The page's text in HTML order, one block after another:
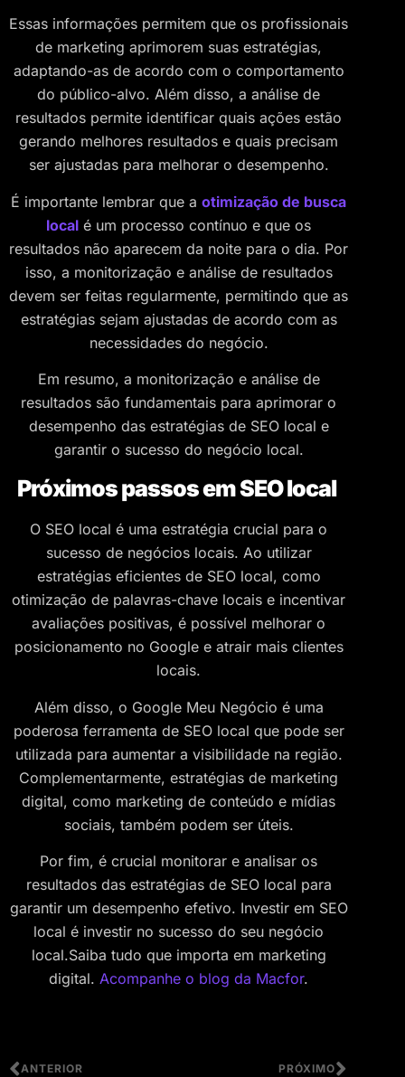
Essas informações permitem que os profissionais
de marketing aprimorem suas estratégias,
adaptando-as de acordo com o comportamento
do público-alvo. Além disso, a análise de
resultados permite identificar quais ações estão
gerando melhores resultados e quais precisam
ser ajustadas para melhorar o desempenho.
É importante lembrar que a otimização de busca
local é um processo contínuo e que os
resultados não aparecem da noite para o dia. Por
isso, a monitorização e análise de resultados
devem ser feitas regularmente, permitindo que as
estratégias sejam ajustadas de acordo com as
necessidades do negócio.
Em resumo, a monitorização e análise de
resultados são fundamentais para aprimorar o
desempenho das estratégias de SEO local e
garantir o sucesso do negócio local.
Próximos passos em SEO local
O SEO local é uma estratégia crucial para o
sucesso de negócios locais. Ao utilizar
estratégias eficientes de SEO local, como
otimização de palavras-chave locais e incentivar
avaliações positivas, é possível melhorar o
posicionamento no Google e atrair mais clientes
locais.
Além disso, o Google Meu Negócio é uma
poderosa ferramenta de SEO local que pode ser
utilizada para aumentar a visibilidade na região.
Complementarmente, estratégias de marketing
digital, como marketing de conteúdo e mídias
sociais, também podem ser úteis.
Por fim, é crucial monitorar e analisar os
resultados das estratégias de SEO local para
garantir um desempenho efetivo. Investir em SEO
local é investir no sucesso do seu negócio
local.Saiba tudo que importa em marketing
digital. Acompanhe o blog da Macfor.
ANTERIOR PRÓXIMO